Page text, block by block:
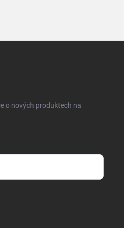
o nových produktech na